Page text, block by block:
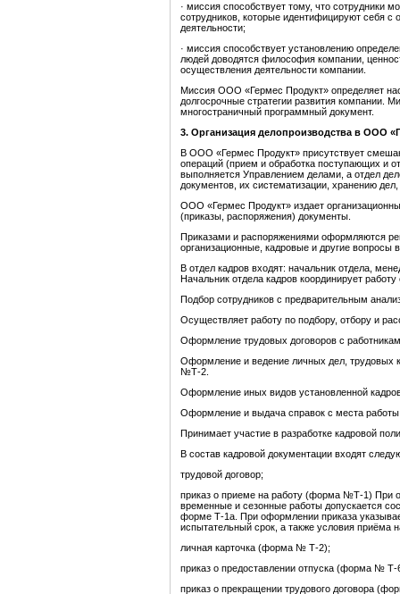
· миссия способствует тому, что сотрудники
сотрудников, которые идентифицируют себя с
деятельности;
· миссия способствует установлению
людей доводятся философия компании,
осуществления деятельности компании.
Миссия ООО «Гермес Продукт» определяет
долгосрочные стратегии развития компании.
многостраничный программный документ.
3. Организация делопроизводства в ООО
В ООО «Гермес Продукт» присутствует
операций (прием и обработка поступающих и
выполняется Управлением делами, а отдел
документов, их систематизации, хранению
ООО «Гермес Продукт» издает
(приказы, распоряжения) документы.
Приказами и распоряжениями оформляются
организационные, кадровые и другие
В отдел кадров входят: начальник отдела,
Начальник отдела кадров координирует
Подбор сотрудников с предварительным
Осуществляет работу по подбору, отбору и
Оформление трудовых договоров с
Оформление и ведение личных дел, трудовых
№Т-2.
Оформление иных видов установленной
Оформление и выдача справок с места
Принимает участие в разработке кадровой
В состав кадровой документации входят
трудовой договор;
приказ о приеме на работу (форма №Т-1) При
временные и сезонные работы допускается
форме Т-1а. При оформлении приказа
испытательный срок, а также условия приёма
личная карточка (форма № Т-2);
приказ о предоставлении отпуска (форма № Т-
приказ о прекращении трудового договора